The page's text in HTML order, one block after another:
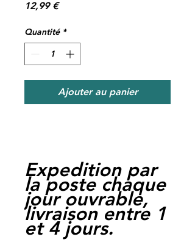
12,99 €Prix
Quantité *
Ajouter au panier
Expedition par
la poste chaque
jour ouvrable,
livraison entre 1
et 4 jours.